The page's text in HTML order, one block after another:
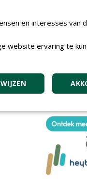
en interesses van
website ervaring te